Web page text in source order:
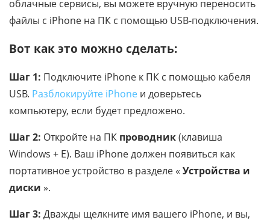
облачные сервисы, вы можете вручную переносить
файлы с iPhone на ПК с помощью USB-подключения.
Вот как это можно сделать:
Шаг 1: Подключите iPhone к ПК с помощью кабеля
USB. Разблокируйте iPhone и доверьтесь
компьютеру, если будет предложено.
Шаг 2: Откройте на ПК проводник(клавиша
Windows + E). Ваш iPhone должен появиться как
портативное устройство в разделе « Устройства и
диски ».
Шаг 3: Дважды щелкните имя вашего iPhone, и вы,